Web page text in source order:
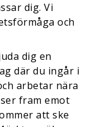
dig. Vi
och
dig en
där du ingår i
arbetar nära
fram emot
att ske